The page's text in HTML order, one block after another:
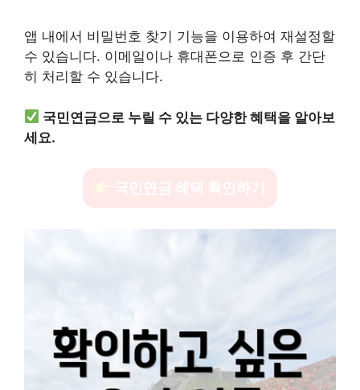
앱 내에서 비밀번호 찾기 기능을 이용하여 재설정할
수 있습니다. 이메일이나 휴대폰으로 인증 후 간단
히 처리할 수 있습니다.
국민연금으로 누릴 수 있는 다양한 혜택을 알아보
세요.